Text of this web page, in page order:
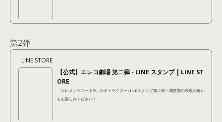
第2弾
LINE STORE
【公式】エレコ劇場 第二弾 - LINE スタンプ | LINE ST
ORE
「エレメンツコード®︎」のキャラクターLINEスタンプ第二弾！属性別の表現の違い
をお楽しみください！